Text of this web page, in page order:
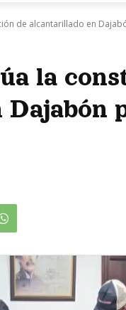
de alcantarillado en
la